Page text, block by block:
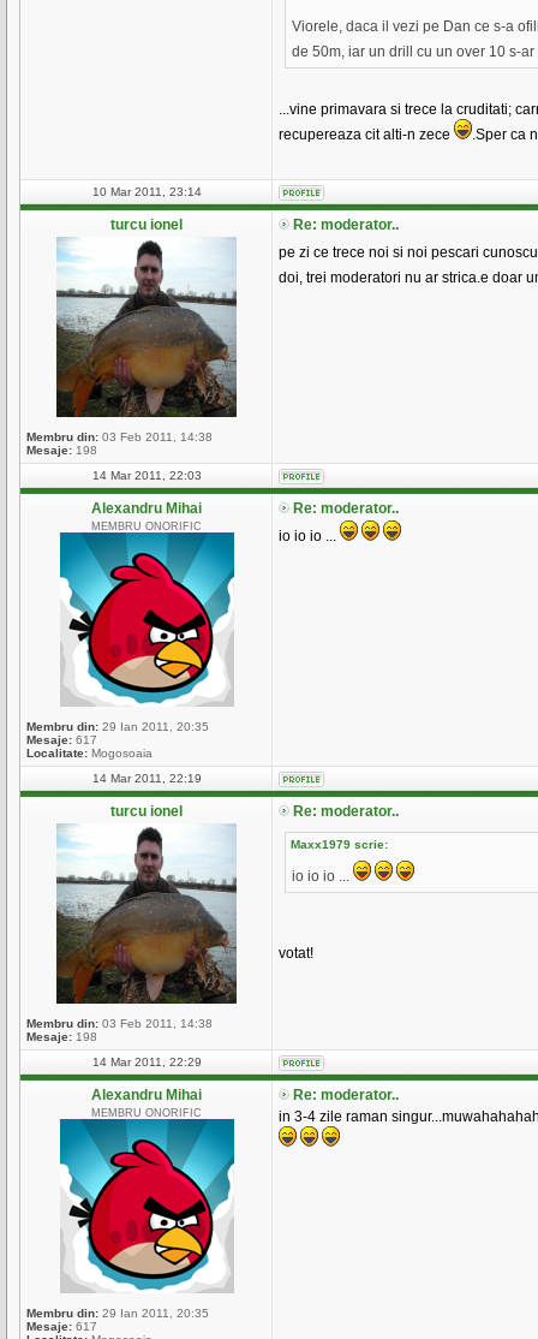
Viorele, daca il vezi pe Dan ce s-a
de 50m, iar un drill cu un over 10 s-
...vine primavara si trece la cruditati;
recupereaza cit alti-n zece
.Sper ca
10 Mar 2011, 23:14
turcu ionel
Membru din: 03 Feb 2011, 14:38
Mesaje: 198
Re: moderator..
pe zi ce trece noi si noi pescari
doi, trei moderatori nu ar strica.e doar
14 Mar 2011, 22:03
Alexandru Mihai
MEMBRU ONORIFIC
Membru din: 29 Ian 2011, 20:35
Mesaje: 617
Localitate: Mogosoaia
Re: moderator..
io io io ...
14 Mar 2011, 22:19
turcu ionel
Membru din: 03 Feb 2011, 14:38
Mesaje: 198
Re: moderator..
Maxx1979 scrie:
io io io ...
votat!
14 Mar 2011, 22:29
Alexandru Mihai
MEMBRU ONORIFIC
Membru din: 29 Ian 2011, 20:35
Mesaje: 617
Re: moderator..
in 3-4 zile raman